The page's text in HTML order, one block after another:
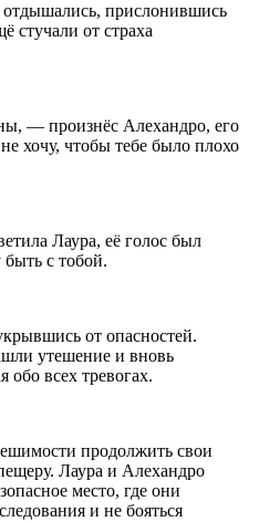
прислонившись
стучали от страха
— произнёс Алехандро, его
хочу, чтобы тебе было плохо
Лаура, её голос был
с тобой.
от опасностей.
утешение и вновь
обо всех тревогах.
продолжить свои
Лаура и Алехандро
место, где они
и не бояться